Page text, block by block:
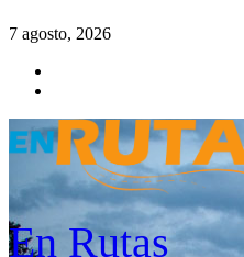
Saltar
contenido
7 agosto, 2026
En Rutas